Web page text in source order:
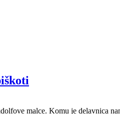
malce. Komu je delavnica